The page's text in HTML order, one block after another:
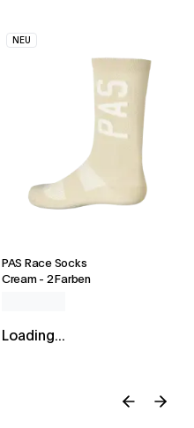
NEU
PAS Race Socks
Cream- 2 Farben
Loading...